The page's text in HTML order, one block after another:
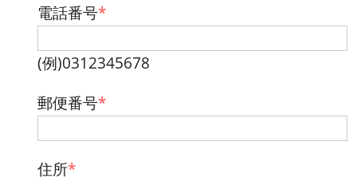
電話番号*
(例)0312345678
郵便番号*
住所*